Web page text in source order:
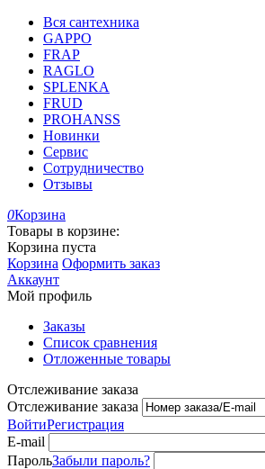
Вся сантехника
GAPPO
FRAP
RAGLO
SPLENKA
FRUD
PROHANSS
Новинки
Сервис
Сотрудничество
Отзывы
0Корзина
Товары в корзине:
Корзина пуста
Корзина Оформить заказ
Аккаунт
Мой профиль
Заказы
Список сравнения
Отложенные товары
Отслеживание заказа
Отслеживание заказа
ВойтиРегистрация
E-mail
ПарольЗабыли пароль?